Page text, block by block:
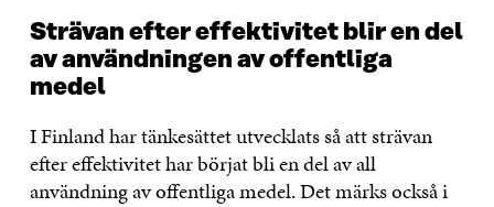
Strävan efter effektivitet blir en del
av användningen av offentliga
medel
I Finland har tänkesättet utvecklats så att strävan
efter effektivitet har börjat bli en del av all
användning av offentliga medel. Det märks också i